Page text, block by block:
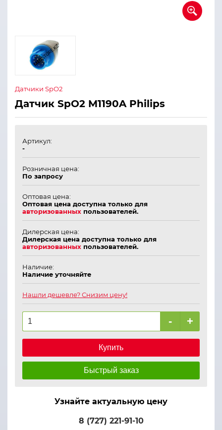
Датчики SpO2
Датчик SpO2 M1190A Philips
Артикул:
-
Розничная цена:
По запросу
Оптовая цена:
Оптовая цена доступна только для
авторизованных пользователей.
Дилерская цена:
Дилерская цена доступна только для
авторизованных пользователей.
Наличие:
Наличие уточняйте
Нашли дешевле? Снизим цену!
- +
Купить
Быстрый заказ
Узнайте актуальную цену
8 (727) 221-91-10